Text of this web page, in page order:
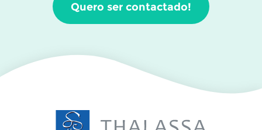
Quero ser contactado!